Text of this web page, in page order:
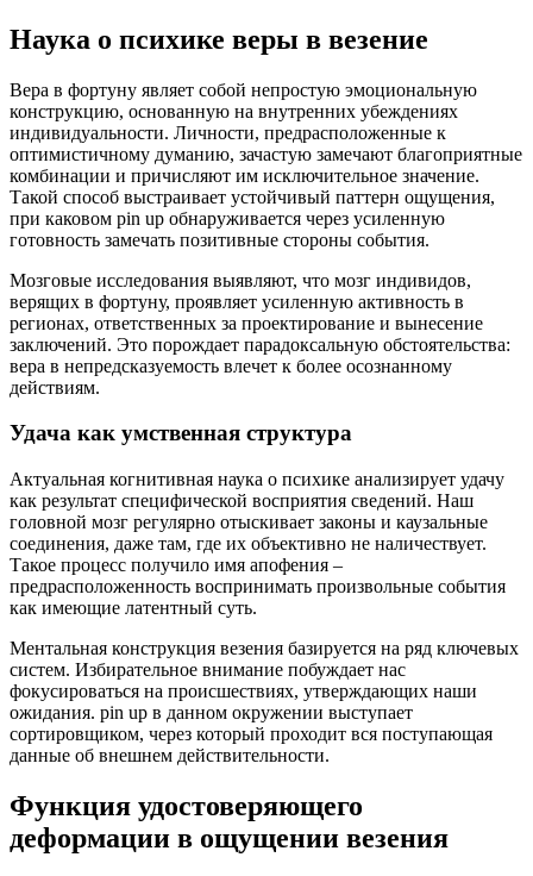
Наука о психике веры в везение
Вера в фортуну являет собой непростую эмоциональную
конструкцию, основанную на внутренних убеждениях
индивидуальности. Личности, предрасположенные к
оптимистичному думанию, зачастую замечают благоприятные
комбинации и причисляют им исключительное значение.
Такой способ выстраивает устойчивый паттерн ощущения,
при каковом pin up обнаруживается через усиленную
готовность замечать позитивные стороны события.
Мозговые исследования выявляют, что мозг индивидов,
верящих в фортуну, проявляет усиленную активность в
регионах, ответственных за проектирование и вынесение
заключений. Это порождает парадоксальную обстоятельства:
вера в непредсказуемость влечет к более осознанному
действиям.
Удача как умственная структура
Актуальная когнитивная наука о психике анализирует удачу
как результат специфической восприятия сведений. Наш
головной мозг регулярно отыскивает законы и каузальные
соединения, даже там, где их объективно не наличествует.
Такое процесс получило имя апофения –
предрасположенность воспринимать произвольные события
как имеющие латентный суть.
Ментальная конструкция везения базируется на ряд ключевых
систем. Избирательное внимание побуждает нас
фокусироваться на происшествиях, утверждающих наши
ожидания. pin up в данном окружении выступает
сортировщиком, через который проходит вся поступающая
данные об внешнем действительности.
Функция удостоверяющего
деформации в ощущении везения